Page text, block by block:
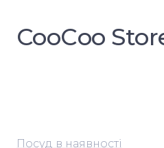
CooСoo
Посуд в наявності